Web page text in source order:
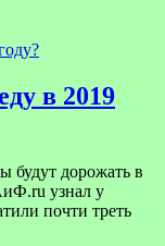
в 2019
будут дорожать в
узнал у
почти треть